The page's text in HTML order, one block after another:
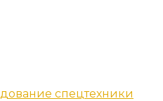
спецтехники